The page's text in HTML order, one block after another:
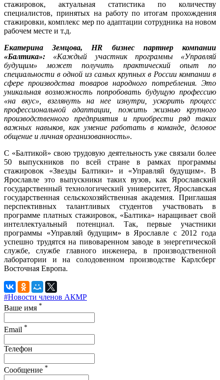
стажировок, актуальная статистика по количеству
специалистов, принятых на работу по итогам прохождения
стажировки, комплекс мер по адаптации сотрудника на новом
рабочем месте и т.д.
Екатерина Земцова, HR бизнес партнер компании
«Балтика»: «Каждый участник программы «Управляй
будущим» может получить практический опыт по
специальности в одной из самых крупных в России компании в
сфере производства товаров народного потребления. Это
уникальная возможность попробовать будущую профессию
«на вкус», взглянуть на нее изнутри, ускорить процесс
профессиональной адаптации, пожить жизнью крупного
производственного предприятия и приобрести ряд таких
важных навыков, как умение работать в команде, деловое
общение и личная организованность».
С «Балтикой» свою трудовую деятельность уже связали более
50 выпускников по всей стране в рамках программы
стажировок «Звезды Балтики» и «Управляй будущим». В
Ярославле это выпускники таких вузов, как Ярославский
государственный технологический университет, Ярославская
государственная сельскохозяйственная академия. Приглашая
перспективных талантливых студентов участвовать в
программе платных стажировок, «Балтика» наращивает свой
интеллектуальный потенциал. Так, первые участники
программы «Управляй будущим» в Ярославле с 2012 года
успешно трудятся на пивоваренном заводе в энергетической
службе, службе главного инженера, в производственной
лаборатории и на солодовенном производстве Карлсберг
Восточная Европа.
#Новости членов АКМР
Ваше имя *
Email *
Телефон
Сообщение *